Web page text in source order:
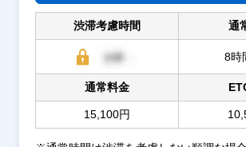
渋滞考慮時間 通
8時
通常料金
15,100円